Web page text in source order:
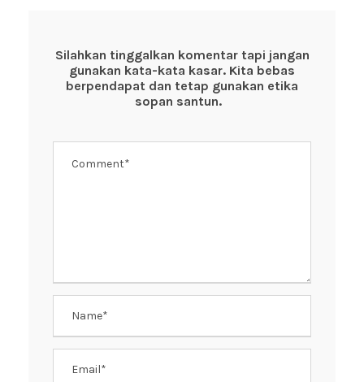
o
o
p
p
Silahkan tinggalkan komentar tapi jangan
gunakan kata-kata kasar. Kita bebas
berpendapat dan tetap gunakan etika
sopan santun.